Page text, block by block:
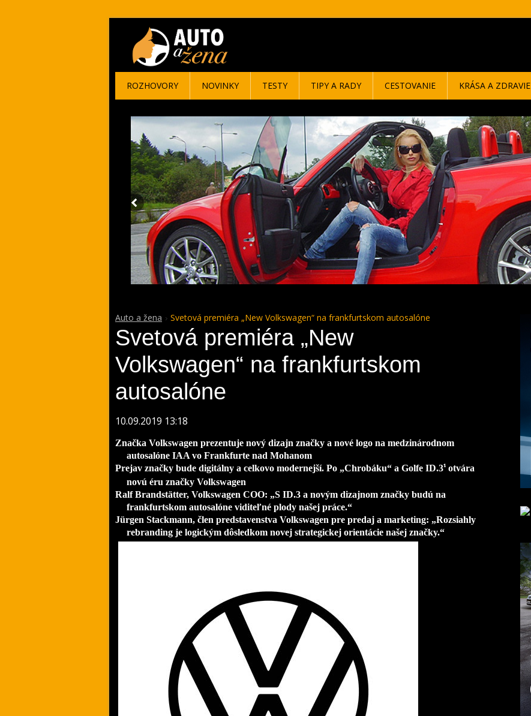
Auto a žena Svetová premiéra „New Volkswagen“ na frankfurtskom autosalóne
Svetová premiéra „New
Volkswagen“ na frankfurtskom
autosalóne
10.09.2019 13:18
Značka Volkswagen prezentuje nový dizajn značky a nové logo na medzinárodnom
autosalóne IAA vo Frankfurte nad Mohanom
Prejav značky bude digitálny a celkovo modernejší. Po „Chrobáku“ a Golfe ID.3¹ otvára
novú éru značky Volkswagen
Ralf Brandstätter, Volkswagen COO: „S ID.3 a novým dizajnom značky budú na
frankfurtskom autosalóne viditeľné plody našej práce.“
Jürgen Stackmann, člen predstavenstva Volkswagen pre predaj a marketing: „Rozsiahly
rebranding je logickým dôsledkom novej strategickej orientácie našej značky.“
ROZHOVORY NOVINKY TESTY TIPY A RADY CESTOVANIE KRÁSA A ZDRAVIE